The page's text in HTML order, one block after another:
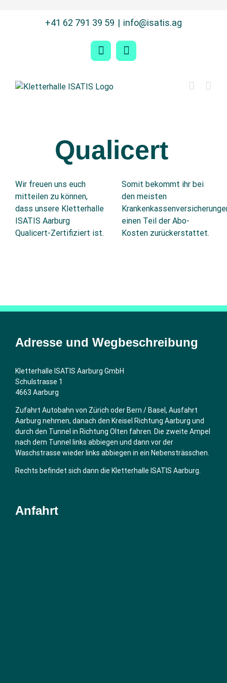
+41 62 791 39 59 | info@isatis.ag
Facebook
Qualicert
Wir freuen uns euch
mitteilen zu können,
dass unsere Kletterhalle
ISATIS Aarburg
Qualicert-Zertifiziert ist.
Somit bekommt ihr bei
den meisten
einen Teil der Abo-
Kosten zurückerstattet.
Adresse und Wegbeschreibung
Kletterhalle ISATIS Aarburg GmbH
Schulstrasse 1
4663 Aarburg
Zufahrt Autobahn von Zürich oder Bern / Basel, Ausfahrt
Aarburg nehmen, danach den Kreisel Richtung Aarburg und
durch den Tunnel in Richtung Olten fahren. Die zweite Ampel
nach dem Tunnel links abbiegen und dann vor der
Waschstrasse wieder links abbiegen in ein Nebensträsschen.
Rechts befindet sich dann die Kletterhalle ISATIS Aarburg.
Anfahrt